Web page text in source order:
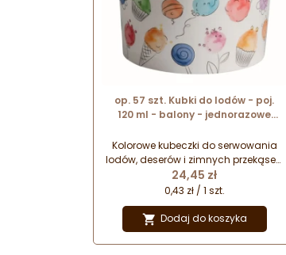
op. 57 szt. Kubki do lodów - poj.
120 ml - balony - jednorazowe
wys. 47 mm
Kolorowe kubeczki do serwowania
lodów, deserów i zimnych przekąsek.
Papierowe miseczki pokryte warstwą
foli polietylenowej, która zabezpiecza
papier przez przemiękaniem. Produkt
zawiera plastik.
Cena
24,45 zł
0,43 zł / 1 szt.
 Dodaj do koszyka